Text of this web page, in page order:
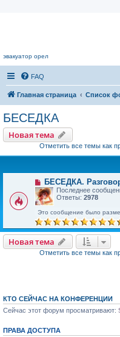
эвакуатор орел
FAQ
Главная страница Список
БЕСЕДКА
Новая тема
Отметить все темы как
БЕСЕДКА.
Последнее
Ответы: 2978
Это сообщение было
Новая тема
Отметить все темы как
КТО СЕЙЧАС НА КОНФЕРЕНЦИИ
Сейчас этот форум просматривают:
ПРАВА ДОСТУПА